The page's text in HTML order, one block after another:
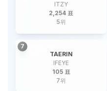
ITZY
2,254 표
5위
7
TAERIN
IFEYE
105 표
7위